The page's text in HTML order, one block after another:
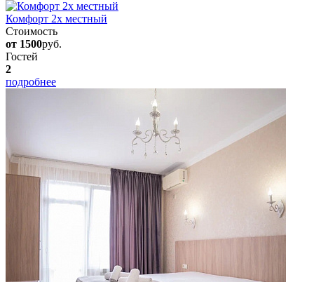
Комфорт 2х местный
Стоимость
от 1500руб.
Гостей
2
подробнее